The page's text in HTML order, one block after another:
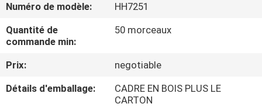
DE
NOUS
VISITE
DE
Numéro de modèle:
HH7251
Quantité de
commande min:
50 morceaux
Prix:
negotiable
Détails d'emballage:
CADRE EN BOIS PLUS LE
CARTON